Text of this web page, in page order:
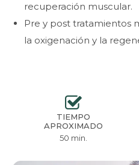
recuperación muscular.
Pre y post tratamientos
la oxigenación y la
TIEMPO
APROXIMADO
50 min.